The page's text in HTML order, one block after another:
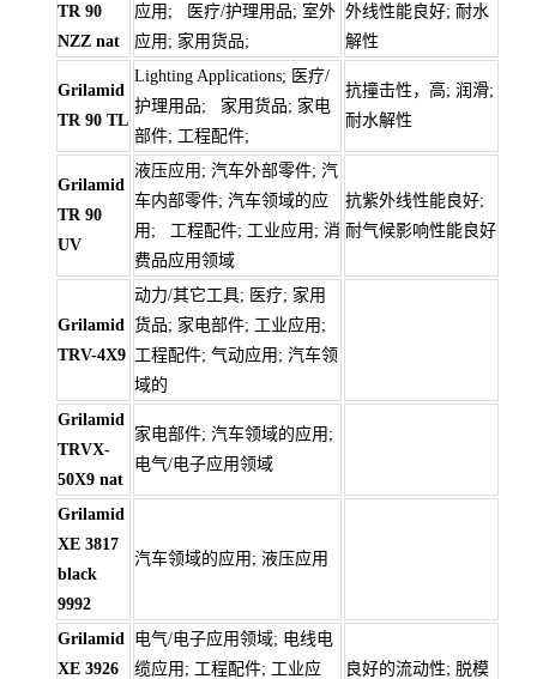
TR 90
NZZ nat
应用; 医疗/护理用品; 室外
应用; 家用货品;
外线性能良好; 耐水
解性
Grilamid
TR 90 TL
Lighting Applications; 医疗/
护理用品; 家用货品; 家电
部件; 工程配件;
抗撞击性，高; 润滑;
耐水解性
Grilamid
TR 90
UV
液压应用; 汽车外部零件; 汽
车内部零件; 汽车领域的应
用; 工程配件; 工业应用; 消
费品应用领域
抗紫外线性能良好;
耐气候影响性能良好
Grilamid
TRV-4X9
动力/其它工具; 医疗; 家用
货品; 家电部件; 工业应用;
工程配件; 气动应用; 汽车领
域的
Grilamid
TRVX-
50X9 nat
家电部件; 汽车领域的应用;
电气/电子应用领域
Grilamid
XE 3817
black
9992
汽车领域的应用; 液压应用
Grilamid
XE 3926
电气/电子应用领域; 电线电
缆应用; 工程配件; 工业应
良好的流动性; 脱模